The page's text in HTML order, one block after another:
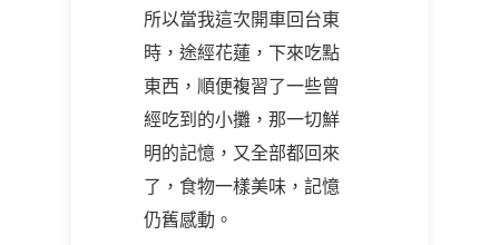
所以當我這次開車回台東
時，途經花蓮，下來吃點
東西，順便複習了一些曾
經吃到的小攤，那一切鮮
明的記憶，又全部都回來
了，食物一樣美味，記憶
仍舊感動。